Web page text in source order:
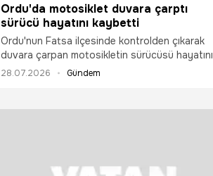
Ordu'da motosiklet duvara çarptı
sürücü hayatını kaybetti
Ordu'nun Fatsa ilçesinde kontrolden çıkarak
duvara çarpan motosikletin sürücüsü hayatını
kaybetti.
28.07.2026 Gündem